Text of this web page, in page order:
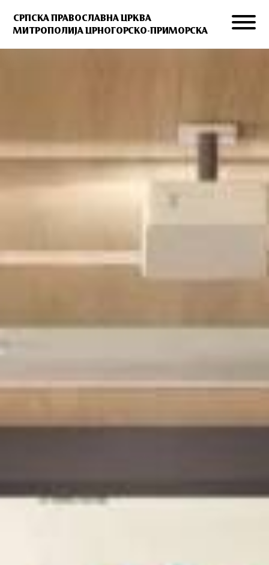
СРПСКА ПРАВОСЛАВНА ЦРКВА
МИТРОПОЛИЈА ЦРНОГОРСКО-ПРИМОРСКА